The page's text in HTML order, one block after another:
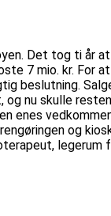
Det tog ti år
7 mio. kr. For
beslutning.
nu skulle
enes
og
legerum